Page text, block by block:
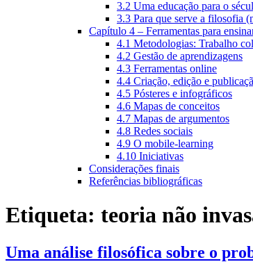
3.2 Uma educação para o
3.3 Para que serve a filosofia
Capítulo 4 – Ferramentas para
4.1 Metodologias: Trabalho
4.2 Gestão de aprendizagens
4.3 Ferramentas online
4.4 Criação, edição e
4.5 Pósteres e infográficos
4.6 Mapas de conceitos
4.7 Mapas de argumentos
4.8 Redes sociais
4.9 O mobile-learning
4.10 Iniciativas
Considerações finais
Referências bibliográficas
Etiqueta: teoria não
Uma análise filosófica sobre o